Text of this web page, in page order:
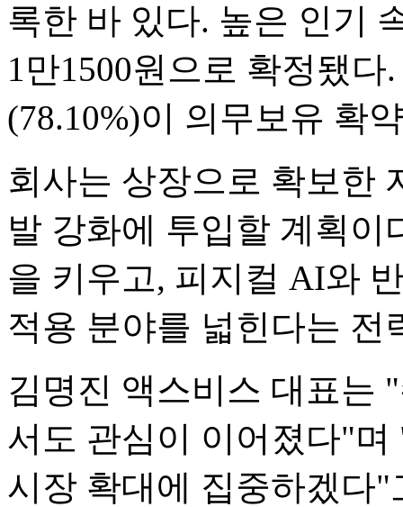
록한 바 있다. 높은 인기
1만1500원으로 확정됐
(78.10%)이 의무보유 확
회사는 상장으로 확보한
발 강화에 투입할 계획이
을 키우고, 피지컬 AI와
적용 분야를 넓힌다는 전
김명진 액스비스 대표는
서도 관심이 이어졌다"
시장 확대에 집중하겠다"